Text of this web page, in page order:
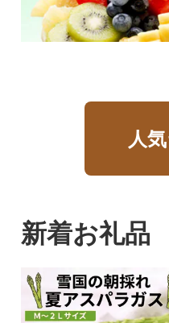
人
新着お礼品